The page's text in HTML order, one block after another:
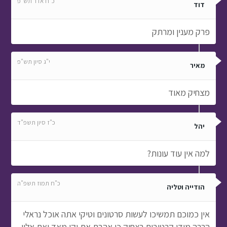
דוד
פרק מענין ומרתק
מאיר י"ג סיון תש"פ
מצחיק מאוד
יהל כ"ז סיון תשפ"ד
למה אין עוד עונות?
הודייה וטליה כ"ח תמוז תשפ"ה
אין כמוכם תמשיכו לעשות סרטונים וטיקי אתה אוכל נראלי